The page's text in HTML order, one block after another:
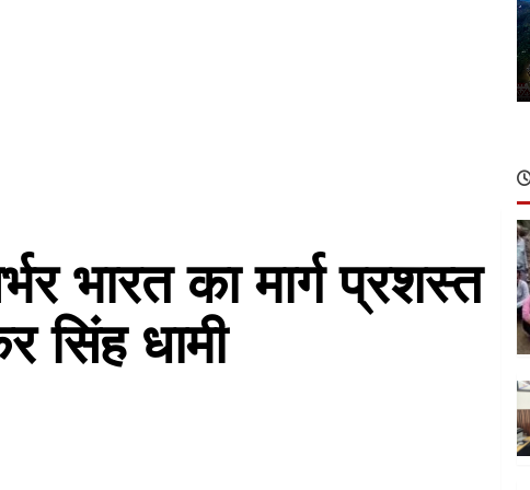
भारत का मार्ग प्रशस्त
सिंह धामी